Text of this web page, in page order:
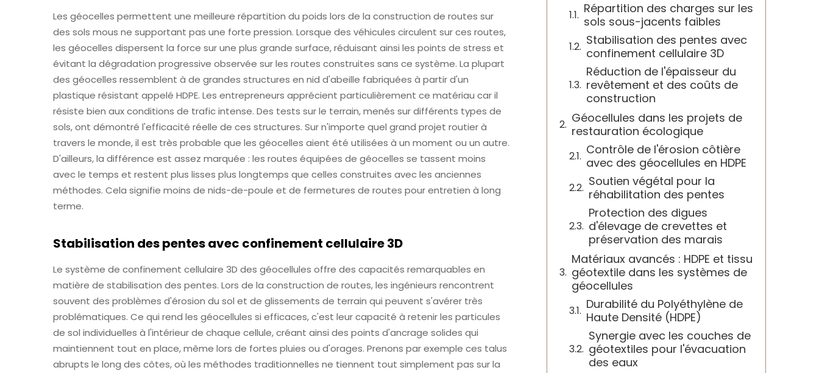
Les géocelles permettent une meilleure répartition du poids lors de la construction de routes sur
des sols mous ne supportant pas une forte pression. Lorsque des véhicules circulent sur ces routes,
les géocelles dispersent la force sur une plus grande surface, réduisant ainsi les points de stress et
évitant la dégradation progressive observée sur les routes construites sans ce système. La plupart
des géocelles ressemblent à de grandes structures en nid d'abeille fabriquées à partir d'un
plastique résistant appelé HDPE. Les entrepreneurs apprécient particulièrement ce matériau car il
résiste bien aux conditions de trafic intense. Des tests sur le terrain, menés sur différents types de
sols, ont démontré l'efficacité réelle de ces structures. Sur n'importe quel grand projet routier à
travers le monde, il est très probable que les géocelles aient été utilisées à un moment ou un autre.
D'ailleurs, la différence est assez marquée : les routes équipées de géocelles se tassent moins
avec le temps et restent plus lisses plus longtemps que celles construites avec les anciennes
méthodes. Cela signifie moins de nids-de-poule et de fermetures de routes pour entretien à long
terme.
Stabilisation des pentes avec confinement cellulaire 3D
Le système de confinement cellulaire 3D des géocellules offre des capacités remarquables en
matière de stabilisation des pentes. Lors de la construction de routes, les ingénieurs rencontrent
souvent des problèmes d'érosion du sol et de glissements de terrain qui peuvent s'avérer très
problématiques. Ce qui rend les géocellules si efficaces, c'est leur capacité à retenir les particules
de sol individuelles à l'intérieur de chaque cellule, créant ainsi des points d'ancrage solides qui
maintiennent tout en place, même lors de fortes pluies ou d'orages. Prenons par exemple ces talus
abrupts le long des côtes, où les méthodes traditionnelles ne tiennent tout simplement pas sur la
Répartition des charges sur les
sols sous-jacents faibles
Stabilisation des pentes avec
confinement cellulaire 3D
Réduction de l'épaisseur du
revêtement et des coûts de
construction
Géocellules dans les projets de
restauration écologique
Contrôle de l'érosion côtière
avec des géocellules en HDPE
Soutien végétal pour la
réhabilitation des pentes
Protection des digues
d'élevage de crevettes et
préservation des marais
Matériaux avancés : HDPE et tissu
géotextile dans les systèmes de
géocellules
Durabilité du Polyéthylène de
Haute Densité (HDPE)
Synergie avec les couches de
géotextiles pour l'évacuation
des eaux